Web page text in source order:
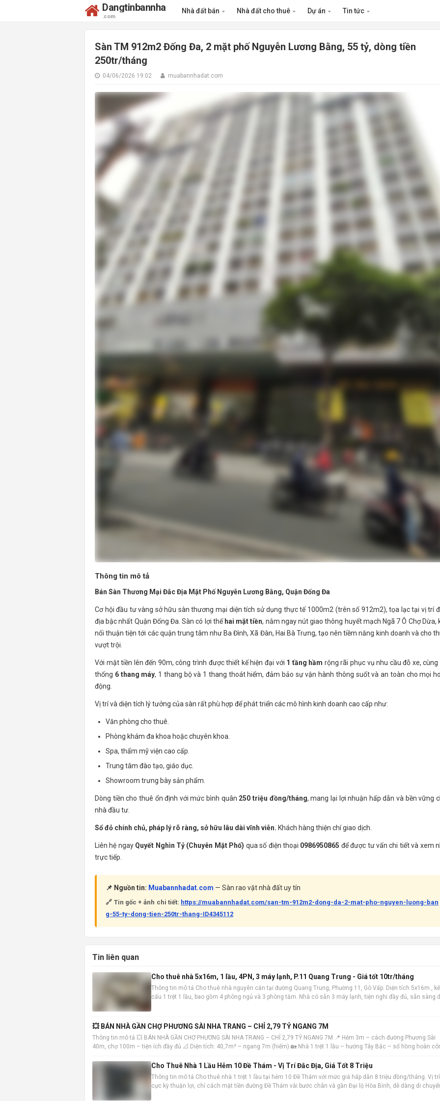
Dangtinbannha
.com
Nhà đất bán Nhà đất cho thuê Dự án Tin tức
Sàn TM 912m2 Đống Đa, 2 mặt phố Nguyễn Lương Bằng, 55 tỷ, dòng tiền
250tr/tháng
04/06/2026 19:02 muabannhadat.com
Thông tin mô tả
Bán Sàn Thương Mại Đắc Địa Mặt Phố Nguyễn Lương Bằng, Quận Đống Đa
Cơ hội đầu tư vàng sở hữu sàn thương mại diện tích sử dụng thực tế 1000m2 (trên sổ 912m2), tọa lạc tại vị trí
địa bậc nhất Quận Đống Đa. Sàn có lợi thế hai mặt tiền, nằm ngay nút giao thông huyết mạch Ngã 7 Ô Chợ Dừa,
nối thuận tiện tới các quận trung tâm như Ba Đình, Xã Đàn, Hai Bà Trưng, tạo nên tiềm năng kinh doanh và cho
vượt trội.
Với mặt tiền lên đến 90m, công trình được thiết kế hiện đại với 1 tầng hầm rộng rãi phục vụ nhu cầu đỗ xe, cùng
thống 6 thang máy, 1 thang bộ và 1 thang thoát hiểm, đảm bảo sự vận hành thông suốt và an toàn cho mọi
động.
Vị trí và diện tích lý tưởng của sàn rất phù hợp để phát triển các mô hình kinh doanh cao cấp như:
Văn phòng cho thuê.
Phòng khám đa khoa hoặc chuyên khoa.
Spa, thẩm mỹ viện cao cấp.
Trung tâm đào tạo, giáo dục.
Showroom trưng bày sản phẩm.
Dòng tiền cho thuê ổn định với mức bình quân 250 triệu đồng/tháng, mang lại lợi nhuận hấp dẫn và bền vững
nhà đầu tư.
Sổ đỏ chính chủ, pháp lý rõ ràng, sở hữu lâu dài vĩnh viễn. Khách hàng thiện chí giao dịch.
Liên hệ ngay Quyết Nghìn Tỷ (Chuyên Mặt Phố) qua số điện thoại 0986950865 để được tư vấn chi tiết và xem
trực tiếp.
📌 Nguồn tin: Muabannhadat.com — Sàn rao vặt nhà đất uy tín
🔗 Tin gốc + ảnh chi tiết: https://muabannhadat.com/san-tm-912m2-dong-da-2-mat-pho-nguyen-luong-ban
g-55-ty-dong-tien-250tr-thang-ID4345112
Tin liên quan
Cho thuê nhà 5x16m, 1 lầu, 4PN, 3 máy lạnh, P.11 Quang Trung - Giá tốt 10tr/tháng
Thông tin mô tả Cho thuê nhà nguyên căn tại đường Quang Trung, Phường 11, Gò Vấp. Diện tích 5x16m ,
cấu 1 trệt 1 lầu, bao gồm 4 phòng ngủ và 3 phòng tắm. Nhà có sẵn 3 máy lạnh, tiện nghi đầy đủ, sẵn sàng
💥 BÁN NHÀ GẦN CHỢ PHƯƠNG SÀI NHA TRANG – CHỈ 2,79 TỶ NGANG 7M
Thông tin mô tả 💥 BÁN NHÀ GẦN CHỢ PHƯƠNG SÀI NHA TRANG – CHỈ 2,79 TỶ NGANG 7M 📍 Hẻm 3m – cách đường Phương Sài
40m, chợ 100m – tiện ích đầy đủ 📐 Diện tích: 40,7m² – ngang 7m (hiếm) 🏡 Nhà 1 trệt 1 lầu – hướng Tây Bắc – sổ hồng hoàn
Cho Thuê Nhà 1 Lầu Hẻm 10 Đề Thám - Vị Trí Đắc Địa, Giá Tốt 8 Triệu
Thông tin mô tả Cho thuê nhà 1 trệt 1 lầu tại hẻm 10 Đề Thám với mức giá hấp dẫn 8 triệu đồng/tháng. Vị trí
cực kỳ thuận lợi, chỉ cách mặt tiền đường Đề Thám vài bước chân và gần Đại lộ Hòa Bình, dễ dàng di